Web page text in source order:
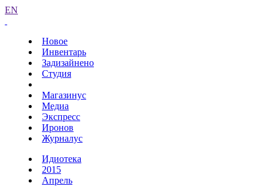
EN
Новое
Инвентарь
Задизайнено
Студия
Магазинус
Медиа
Экспресс
Иронов
Журналус
Идиотека
2015
Апрель